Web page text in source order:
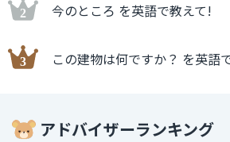
今のところ を英語で教えて!
この建物は何ですか？ を英語
アドバイザーランキング